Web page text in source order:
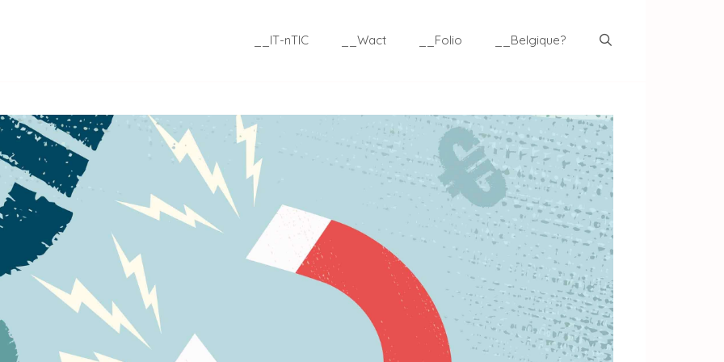
__IT-nTIC __Wact __Folio __Belgique?